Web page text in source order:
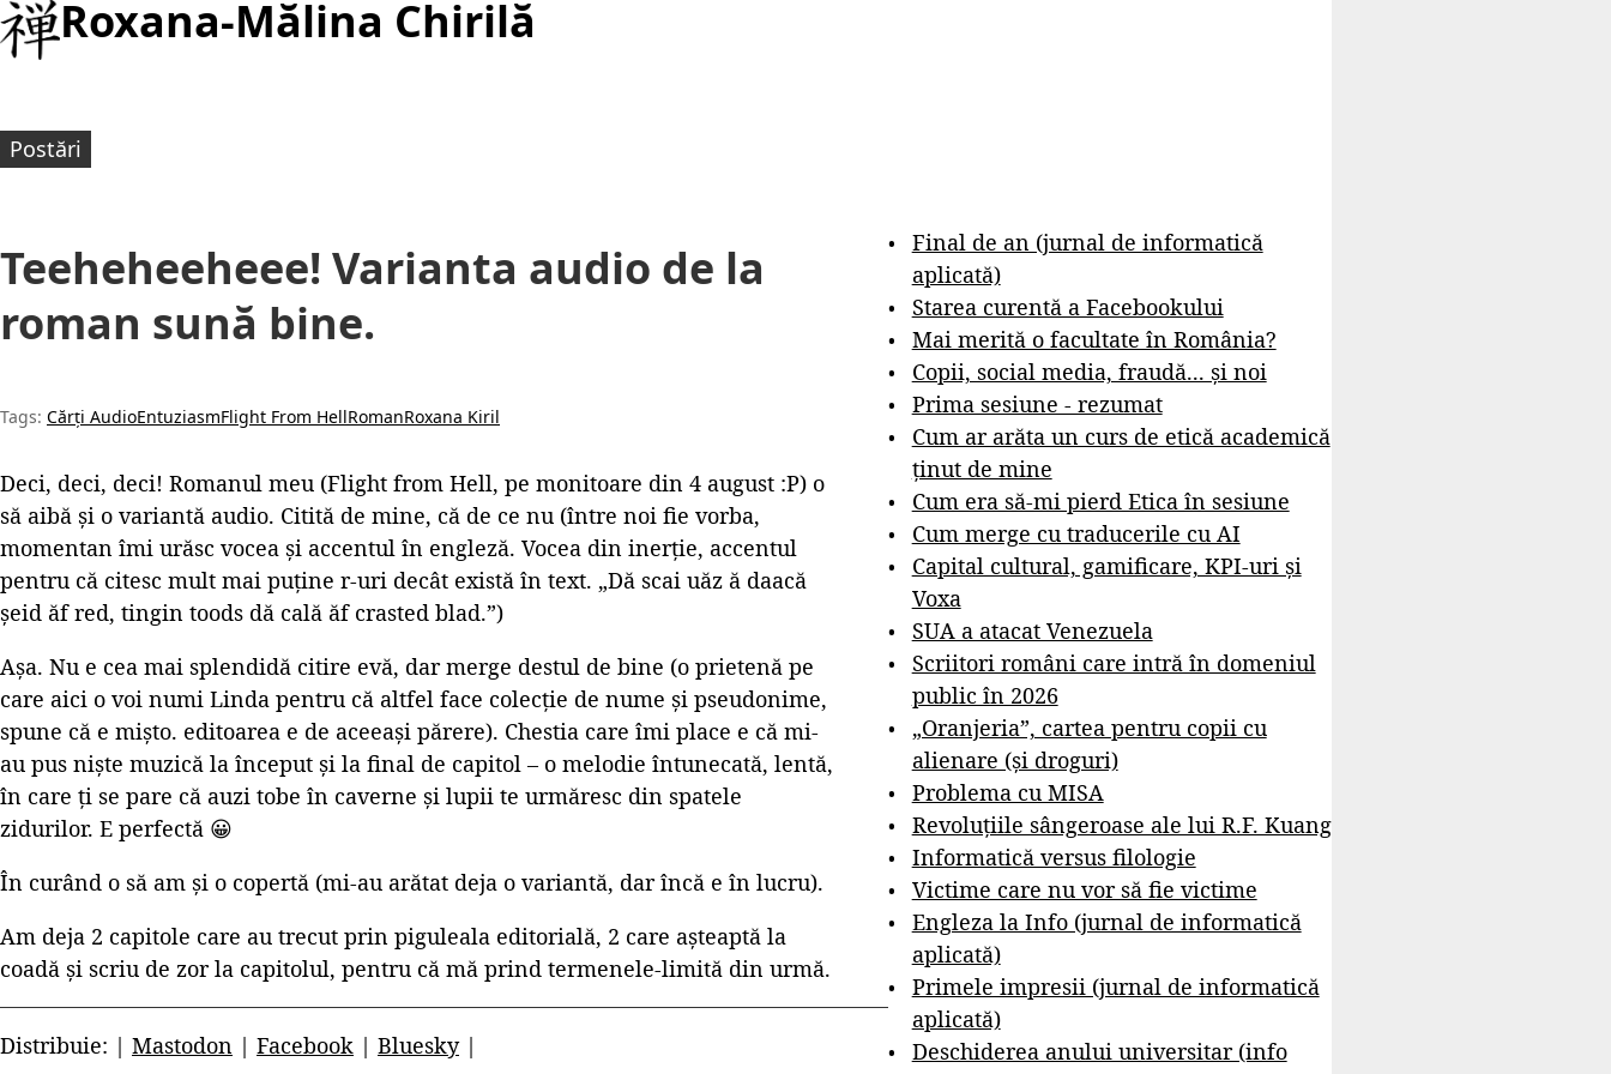
Roxana-Mălina Chirilă
Postări
Teeheheeheee! Varianta audio de la
roman sună bine.
Tags: Cărți AudioEntuziasmFlight From HellRomanRoxana Kiril
Deci, deci, deci! Romanul meu (Flight from Hell, pe monitoare din 4 august :P) o
să aibă și o variantă audio. Citită de mine, că de ce nu (între noi fie vorba,
momentan îmi urăsc vocea și accentul în engleză. Vocea din inerție, accentul
pentru că citesc mult mai puține r-uri decât există în text. „Dă scai uăz ă daacă
șeid ăf red, tingin toods dă cală ăf crasted blad.”)
Așa. Nu e cea mai splendidă citire evă, dar merge destul de bine (o prietenă pe
care aici o voi numi Linda pentru că altfel face colecție de nume și pseudonime,
spune că e mișto. editoarea e de aceeași părere). Chestia care îmi place e că mi-
au pus niște muzică la început și la final de capitol – o melodie întunecată, lentă,
în care ți se pare că auzi tobe în caverne și lupii te urmăresc din spatele
zidurilor. E perfectă 😀
În curând o să am și o copertă (mi-au arătat deja o variantă, dar încă e în lucru).
Am deja 2 capitole care au trecut prin piguleala editorială, 2 care așteaptă la
coadă și scriu de zor la capitolul, pentru că mă prind termenele-limită din urmă.
Distribuie: | Mastodon | Facebook | Bluesky|
Final de an (jurnal de informatică
aplicată)
Starea curentă a Facebookului
Mai merită o facultate în România?
Copii, social media, fraudă... și noi
Prima sesiune - rezumat
Cum ar arăta un curs de etică academică
ținut de mine
Cum era să-mi pierd Etica în sesiune
Cum merge cu traducerile cu AI
Capital cultural, gamificare, KPI-uri și
Voxa
SUA a atacat Venezuela
Scriitori români care intră în domeniul
public în 2026
„Oranjeria”, cartea pentru copii cu
alienare (și droguri)
Problema cu MISA
Revoluțiile sângeroase ale lui R.F. Kuang
Informatică versus filologie
Victime care nu vor să fie victime
Engleza la Info (jurnal de informatică
aplicată)
Primele impresii (jurnal de informatică
aplicată)
Deschiderea anului universitar (info